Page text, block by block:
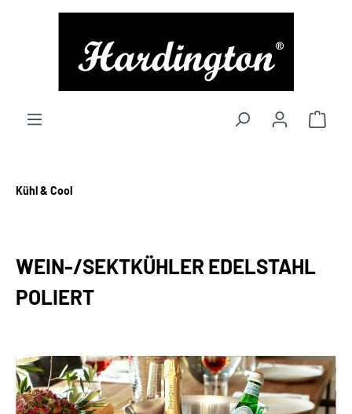
springen
Kühl & Cool
WEIN-/SEKTKÜHLER EDELSTAHL
POLIERT
Bildergalerie überspringen